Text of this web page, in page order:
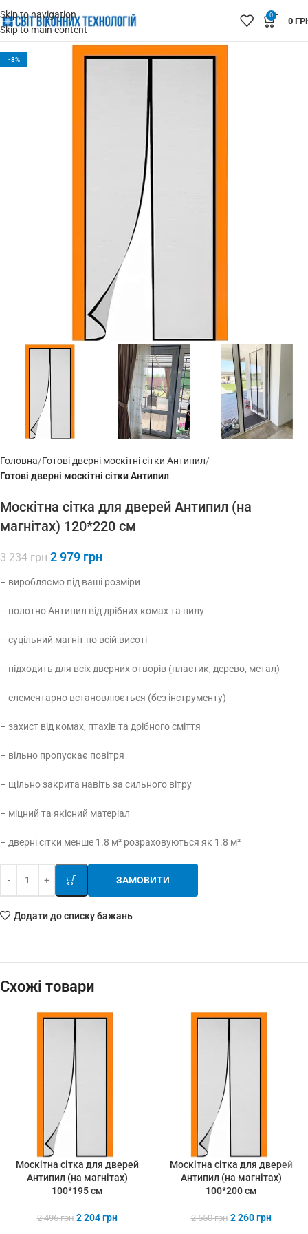
Skip to navigation
Skip to main content
0
0
-8%
Головна Готові дверні москітні сітки Антипил
Готові дверні москітні сітки Антипил
Москітна сітка для дверей Антипил (на
магнітах) 120*220 см
3 234грн 2 979 грн
– виробляємо під ваші розміри
– полотно Антипил від дрібних комах та пилу
– суцільний магніт по всій висоті
– підходить для всіх дверних отворів (пластик, дерево, метал)
– елементарно встановлюється (без інструменту)
– захист від комах, птахів та дрібного сміття
– вільно пропускає повітря
– щільно закрита навіть за сильного вітру
– міцний та якісний матеріал
– дверні сітки менше 1.8 м² розраховуються як 1.8 м²
ЗАМОВИТИ
Додати до списку бажань
Схожі товари
Москітна сітка для дверей
Антипил (на магнітах)
100*195 см
2 496грн 2 204грн
Москітна сітка для дверей
Антипил (на магнітах)
100*200 см
2 550грн 2 260грн